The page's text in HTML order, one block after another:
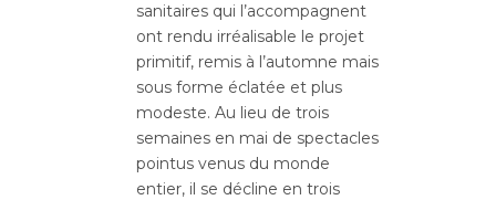
sanitaires qui l’accompagnent
ont rendu irréalisable le projet
primitif, remis à l’automne mais
sous forme éclatée et plus
modeste. Au lieu de trois
semaines en mai de spectacles
pointus venus du monde
entier, il se décline en trois